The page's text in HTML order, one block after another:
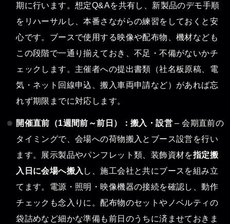
期に行います。想定Q&Aを共有し、新製品のデモ手順
をリハーサルし、本番さながらの練習をしておくと安
心です。ブースで使用する映像や配布物、機材なども
この段階で一通り揃えておき、不足・不備がないかチ
ェックします。主催者への提出書類（社名板原稿、電
気・ネット回線申込、搬入車両申請など）があれば忘
れず期限までに対応します。
開催直前（1週間前～前日）：搬入・設営 – 会期直前の
タイミングで、会場への荷物搬入とブース設営を行い
ます。展示製品やパンフレット類、装飾資材を指定搬
入日に会場へ搬入 し、施工会社と共にブースを組み立
てます。電源・照明・映像機器の接続を確認し、動作
チェックも念入りに。配布物のセットやノベルティの
袋詰めなど細かな準備も前日のうちに済ませておきま